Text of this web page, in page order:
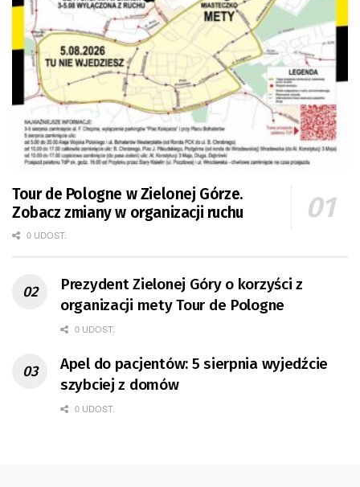
Tour de Pologne w Zielonej Górze.
Zobacz zmiany w organizacji ruchu
0 UDOST.
Prezydent Zielonej Góry o korzyści z
organizacji mety Tour de Pologne
0 UDOST.
Apel do pacjentów: 5 sierpnia wyjedźcie
szybciej z domów
0 UDOST.